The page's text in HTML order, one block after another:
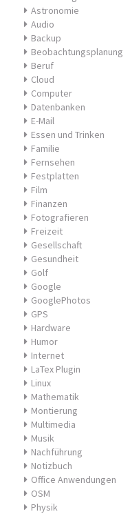
Astronomie
Audio
Backup
Beobachtungsplanung
Beruf
Cloud
Computer
Datenbanken
E-Mail
Essen und Trinken
Familie
Fernsehen
Festplatten
Film
Finanzen
Fotografieren
Freizeit
Gesellschaft
Gesundheit
Golf
Google
GooglePhotos
GPS
Hardware
Humor
Internet
LaTex Plugin
Linux
Mathematik
Montierung
Multimedia
Musik
Nachführung
Notizbuch
Office Anwendungen
OSM
Physik